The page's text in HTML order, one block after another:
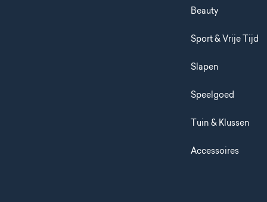
Beauty
Sport & Vrije Tijd
Slapen
Speelgoed
Tuin & Klussen
Accessoires